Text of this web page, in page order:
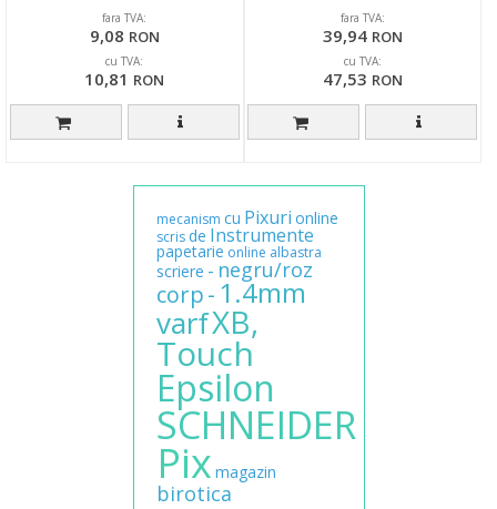
fara TVA:
9,08 RON
cu TVA:
10,81 RON
fara TVA:
39,94 RON
cu TVA:
47,53 RON
mecanism cu Pixuri online
scris de Instrumente
papetarie online albastra
scriere - negru/roz
corp- 1.4mm
varfXB,
Touch
Epsilon
SCHNEIDER
Pix magazin
birotica